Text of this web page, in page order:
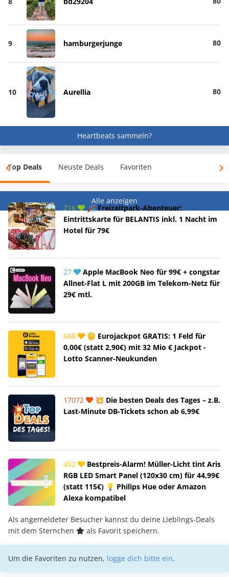
9 hamburgerjunge 80
10 Aurellia 80
Heartbeats sammeln?
Top Deals Neuste Deals Favoriten
Alle anzeigen
216
🎢 Freizeitpark-Abenteuer:
Eintrittskarte für BELANTIS inkl. 1 Nacht im
Hotel für 79€
27
Apple MacBook Neo für 99€ + congstar
Allnet-Flat L mit 200GB im Telekom-Netz für
29€ mtl.
668
🪙 Eurojackpot GRATIS: 1 Feld für
0,00€ (statt 2,90€) mit 32 Mio € Jackpot -
Lotto Scanner-Neukunden
17072
💥 Die besten Deals des Tages – z.B.
Last-Minute DB-Tickets schon ab 6,99€
452
Bestpreis-Alarm! Müller-Licht tint Aris
RGB LED Smart Panel (120x30 cm) für 44,99€
(statt 115€) 💡 Philips Hue oder Amazon
Alexa kompatibel
Als angemeldeter Besucher kannst du deine Lieblings-Deals
mit dem Sternchen
als Favorit speichern.
Um die Favoriten zu nutzen, logge dich bitte ein.